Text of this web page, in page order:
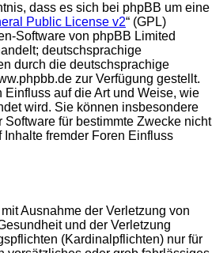
dass es sich bei phpBB um eine
Public License v2“ (GPL)
Software von phpBB Limited
deutschsprachige
durch die deutschsprachige
zur Verfügung gestellt.
Einfluss auf die Art und Weise, wie
wird. Sie können insbesondere
Software für bestimmte Zwecke nicht
Inhalte fremder Foren Einfluss
Ausnahme der Verletzung von
und der Verletzung
(Kardinalpflichten) nur für